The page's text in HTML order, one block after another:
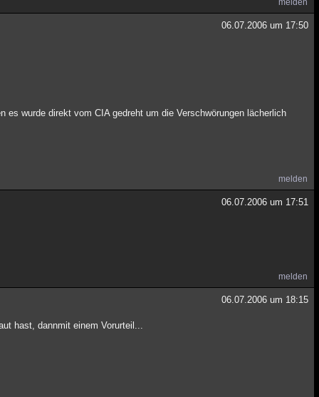
melden
06.07.2006 um 17:50
wurde direkt vom CIA gedreht um die Verschwörungen lächerlich
melden
06.07.2006 um 17:51
melden
06.07.2006 um 18:15
hast, dannmit einem Vorurteil...